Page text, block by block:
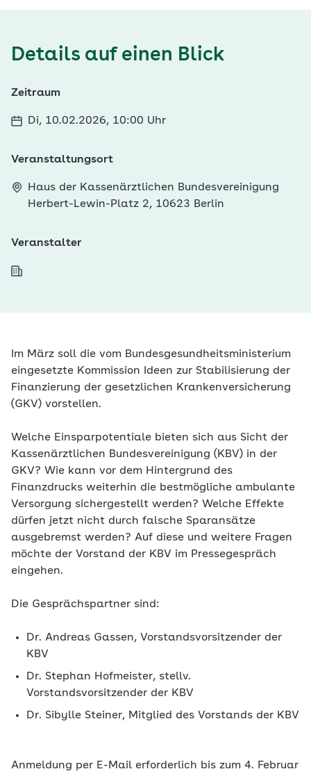
Details auf einen Blick
Zeitraum
Di, 10.02.2026, 10:00 Uhr
Veranstaltungsort
Haus der Kassenärztlichen Bundesvereinigung
Herbert-Lewin-Platz 2, 10623 Berlin
Veranstalter
Im März soll die vom Bundesgesundheitsministerium
eingesetzte Kommission Ideen zur Stabilisierung der
Finanzierung der gesetzlichen Krankenversicherung
(GKV) vorstellen.
Welche Einsparpotentiale bieten sich aus Sicht der
Kassenärztlichen Bundesvereinigung (KBV) in der
GKV? Wie kann vor dem Hintergrund des
Finanzdrucks weiterhin die bestmögliche ambulante
Versorgung sichergestellt werden? Welche Effekte
dürfen jetzt nicht durch falsche Sparansätze
ausgebremst werden? Auf diese und weitere Fragen
möchte der Vorstand der KBV im Pressegespräch
eingehen.
Die Gesprächspartner sind:
Dr. Andreas Gassen, Vorstandsvorsitzender der
KBV
Dr. Stephan Hofmeister, stellv.
Vorstandsvorsitzender der KBV
Dr. Sibylle Steiner, Mitglied des Vorstands der KBV
Anmeldung per E-Mail erforderlich bis zum 4. Februar